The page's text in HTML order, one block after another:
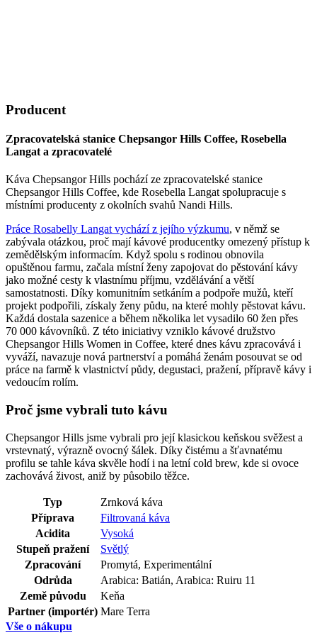
Producent
Zpracovatelská stanice Chepsangor Hills Coffee, Rosebella
Langat a zpracovatelé
Káva Chepsangor Hills pochází ze zpracovatelské stanice
Chepsangor Hills Coffee, kde Rosebella Langat spolupracuje s
místními producenty z okolních svahů Nandi Hills.
Práce Rosabelly Langat vychází z jejího výzkumu, v němž se
zabývala otázkou, proč mají kávové producentky omezený přístup k
zemědělským informacím. Když spolu s rodinou obnovila
opuštěnou farmu, začala místní ženy zapojovat do pěstování kávy
jako možné cesty k vlastnímu příjmu, vzdělávání a větší
samostatnosti. Díky komunitním setkáním a podpoře mužů, kteří
projekt podpořili, získaly ženy půdu, na které mohly pěstovat kávu.
Každá dostala sazenice a během několika let vysadilo 60 žen přes
70 000 kávovníků. Z této iniciativy vzniklo kávové družstvo
Chepsangor Hills Women in Coffee, které dnes kávu zpracovává i
vyváží, navazuje nová partnerství a pomáhá ženám posouvat se od
práce na farmě k vlastnictví půdy, degustaci, pražení, přípravě kávy i
vedoucím rolím.
Proč jsme vybrali tuto kávu
Chepsangor Hills jsme vybrali pro její klasickou keňskou svěžest a
vrstevnatý, výrazně ovocný šálek. Díky čistému a šťavnatému
profilu se tahle káva skvěle hodí i na letní cold brew, kde si ovoce
zachovává živost, aniž by působilo těžce.
Typ
Zrnková káva
Příprava
Filtrovaná káva
Acidita
Vysoká
Stupeň pražení
Světlý
Zpracování
Promytá, Experimentální
Odrůda
Arabica: Batián, Arabica: Ruiru 11
Země původu
Keňa
Partner (importér) Mare Terra
Vše o nákupu